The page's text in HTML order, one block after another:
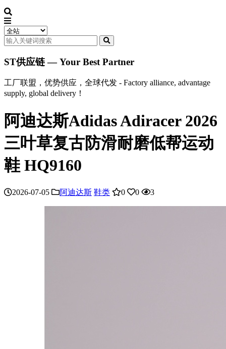
ST供应链 — Your Best Partner
工厂联盟，优势供应，全球代发 - Factory alliance, advantage
supply, global delivery！
阿迪达斯Adidas Adiracer 2026
三叶草复古防滑耐磨低帮运动
鞋 HQ9160
2026-07-05 阿迪达斯 鞋类 0 0 3